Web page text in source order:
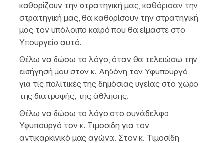
καθορίζουν την στρατηγική μας, καθόρισαν την
στρατηγική μας, θα καθορίσουν την στρατηγική
μας τον υπόλοιπο καιρό που θα είμαστε στο
Υπουργείο αυτό.
Θέλω να δώσω το λόγο, όταν θα τελειώσω την
εισήγησή μου στον κ. Αηδόνη τον Υφυπουργό
για τις πολιτικές της δημόσιας υγείας στο χώρο
της διατροφής, της άθλησης.
Θέλω να δώσω το λόγο στο συνάδελφο
Υφυπουργό τον κ. Τιμοσίδη για τον
αντικαρκινικό μας αγώνα. Στον κ. Τιμοσίδη